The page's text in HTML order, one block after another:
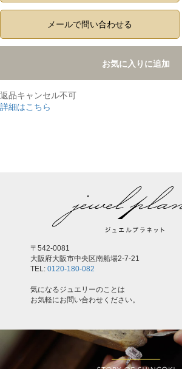
メールで問い合わせる
お気に入りに追加
返品キャンセル不可
詳細はこちら
〒542-0081
大阪府大阪市中央区南船場2-7-21
TEL: 0120-180-082
気になるジュエリーのことは
お気軽にお問い合わせください。